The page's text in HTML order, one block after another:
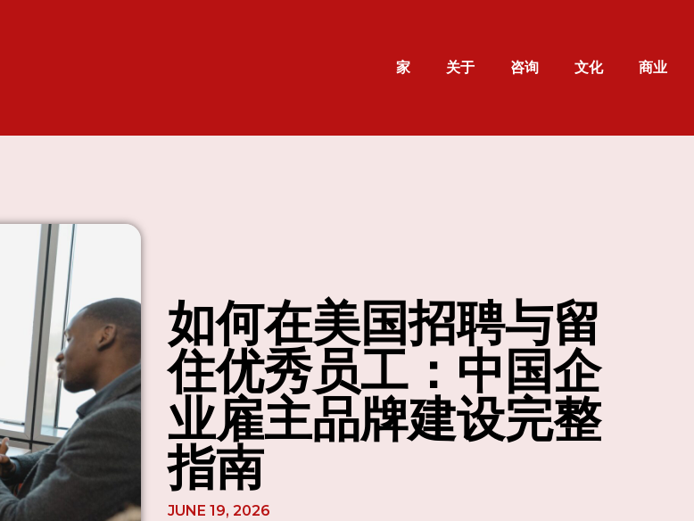
家 关于 咨询 文化 商业
如何在美国招聘与留
住优秀员工：中国企
业雇主品牌建设完整
指南
JUNE 19, 2026